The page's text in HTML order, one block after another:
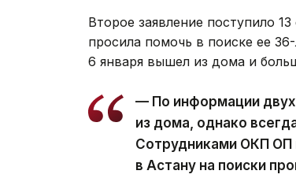
Второе заявление поступило
просила помочь в поиске ее
6 января вышел из дома и
— По информации
из дома, однако
Сотрудниками ОКП
в Астану на поиски